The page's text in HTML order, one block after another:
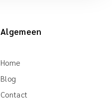
Algemeen
Home
Blog
Contact